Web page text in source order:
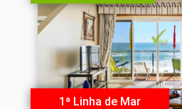
1ª Linha de Mar